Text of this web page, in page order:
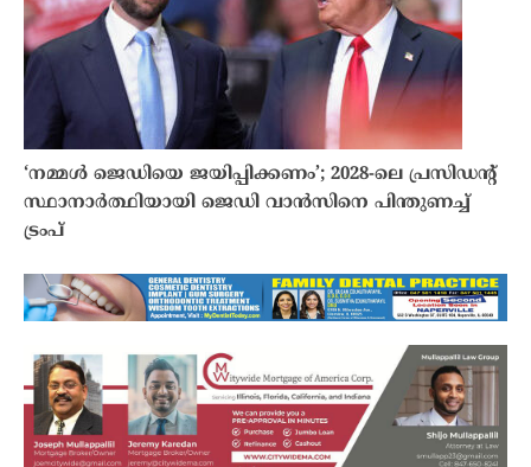
‘നമ്മൾ ജെഡിയെ ജയിപ്പിക്കണം’; 2028-ലെ പ്രസിഡൻ്റ്
സ്ഥാനാർത്ഥിയായി ജെഡി വാൻസിനെ പിന്തുണച്ച്
ട്രംപ്